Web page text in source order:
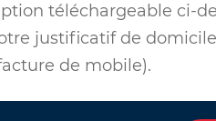
téléchargeable ci-
justificatif de
de mobile).